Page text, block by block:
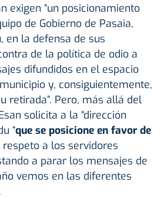
exigen “un posicionamiento
de Gobierno de Pasaia,
en la defensa de sus
de la política de odio a
difundidos en el espacio
y, consiguientemente,
retirada”. Pero, más allá del
solicita a la “dirección
“que se posicione en favor de
a los servidores
a parar los mensajes de
vemos en las diferentes